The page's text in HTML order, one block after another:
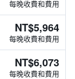
每晚收費和費用
NT$5,964
每晚收費和費用
NT$6,073
每晚收費和費用